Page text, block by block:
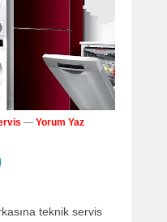
— Yorum Yaz
teknik servis